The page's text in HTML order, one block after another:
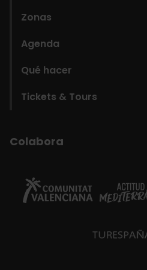
Zonas
Agenda
Qué hacer
Tickets & Tours
Colabora